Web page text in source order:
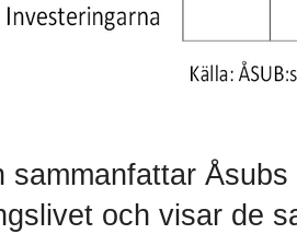
sammanfattar
och visar de